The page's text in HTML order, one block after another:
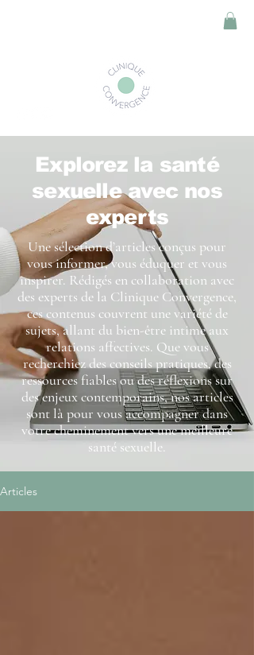
Explorez la santé
sexuelle avec nos
experts
Une sélection d’articles conçus pour
vous informer, vous éduquer et vous
inspirer. Rédigés en collaboration avec
des experts de la Clinique Convergence,
ces contenus couvrent une variété de
sujets, allant du bien-être intime aux
relations affectives. Que vous
recherchiez des conseils pratiques, des
ressources fiables ou des réflexions sur
des enjeux contemporains, nos articles
sont là pour vous accompagner dans
votre cheminement vers une meilleure
santé sexuelle.
Articles